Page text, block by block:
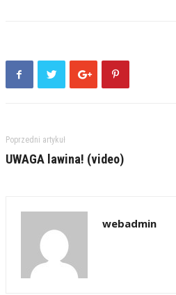
Poprzedni artykuł
UWAGA lawina! (video)
webadmin